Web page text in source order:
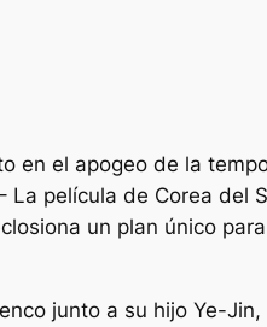
en el apogeo de la
La película de Corea del
un plan único
junto a su hijo Ye-Jin,